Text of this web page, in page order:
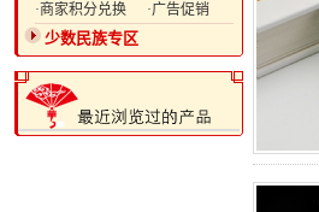
·商家积分兑换
·广告促销
少数民族专区